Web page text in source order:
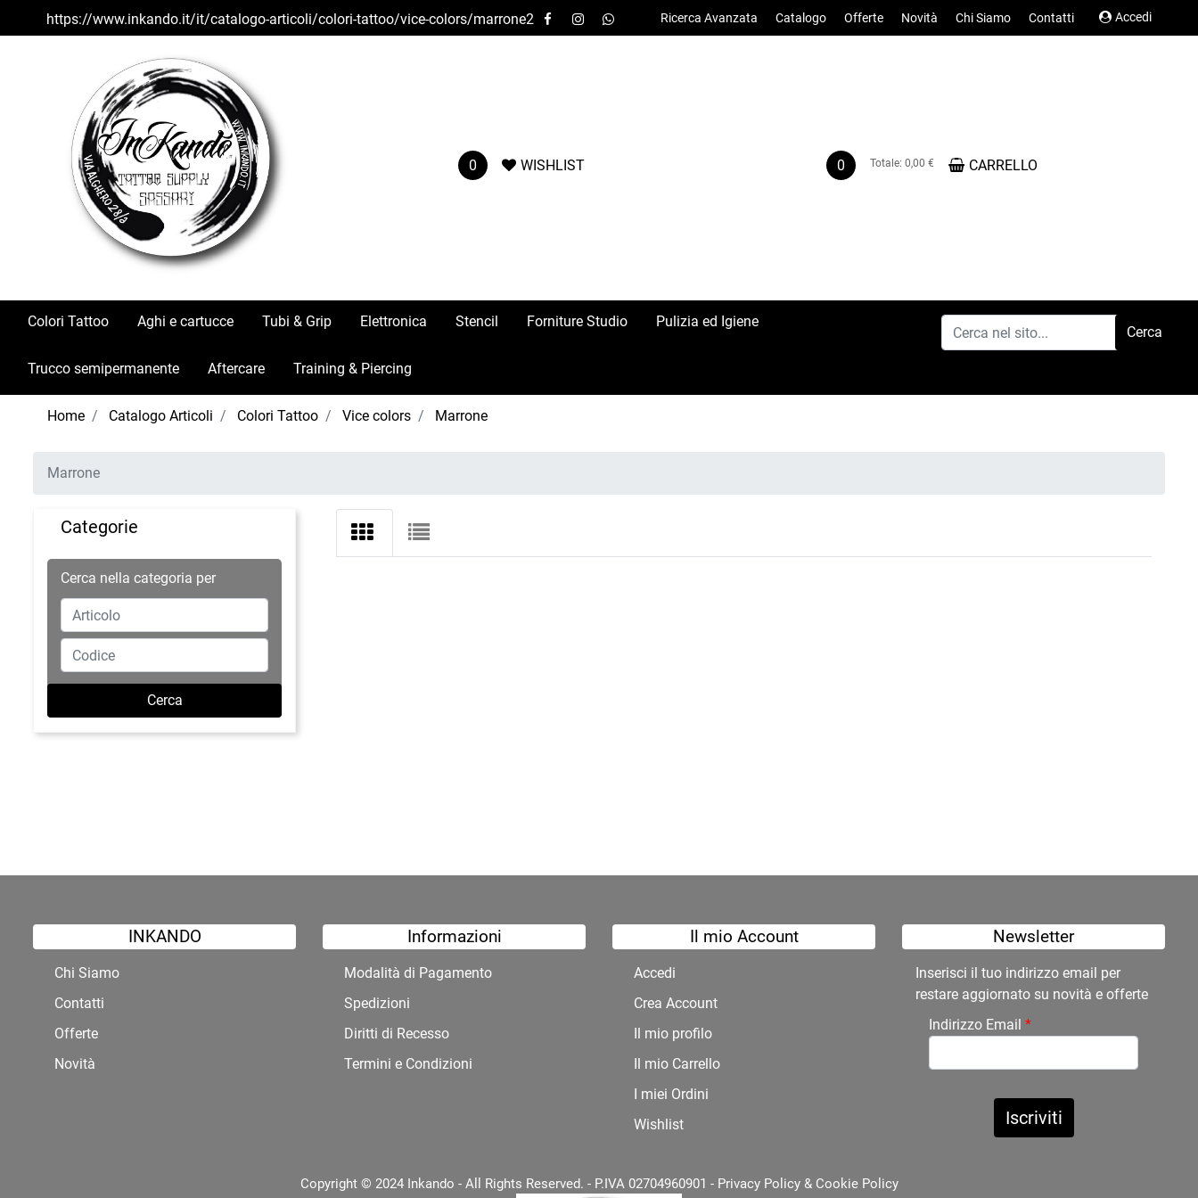
https://www.inkando.it/it/catalogo-articoli/colori-tattoo/vice-colors/marrone2 Ricerca Avanzata Catalogo Offerte Novità Chi Siamo Contatti Accedi
0 WISHLIST 0 Totale:0,00 € CARRELLO
Colori Tattoo Aghi e cartucce Tubi & Grip Elettronica Stencil Forniture Studio Pulizia ed Igiene
Trucco semipermanente Aftercare Training & Piercing
Home Catalogo Articoli Colori Tattoo Vice colors Marrone
Marrone
Categorie
Cerca nella categoria per
INKANDO
Chi Siamo
Contatti
Offerte
Novità
Informazioni
Modalità di Pagamento
Spedizioni
Diritti di Recesso
Termini e Condizioni
Il mio Account
Accedi
Crea Account
Il mio profilo
Il mio Carrello
I miei Ordini
Wishlist
Newsletter
Inserisci il tuo indirizzo email per
restare aggiornato su novità e offerte
Indirizzo Email *
Copyright © 2024 Inkando - All Rights Reserved. - P.IVA 02704960901 - Privacy Policy& Cookie Policy